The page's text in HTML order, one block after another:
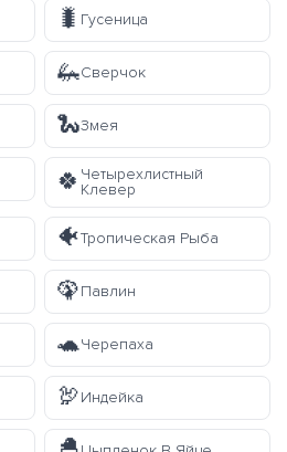
🐛 Гусеница
🦗Сверчок
🐍Змея
🍀 Четырехлистный
Клевер
🐠Тропическая Рыба
🦚Павлин
🐢Черепаха
🦃Индейка